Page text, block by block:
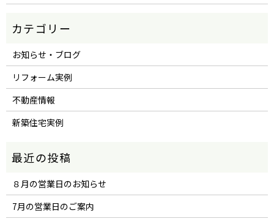
お知らせ・ブログ
リフォーム実例
不動産情報
新築住宅実例
８月の営業日のお知らせ
7月の営業日のご案内